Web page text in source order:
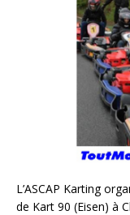
L’ASCAP Karting
de Kart 90 (Eisen) à